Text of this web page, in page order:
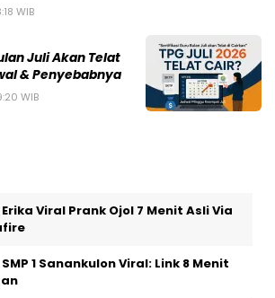
WIB
Juli Akan Telat
& Penyebabnya
WIB
Viral Prank Ojol 7 Menit Asli Via
1 Sanankulon Viral: Link 8 Menit